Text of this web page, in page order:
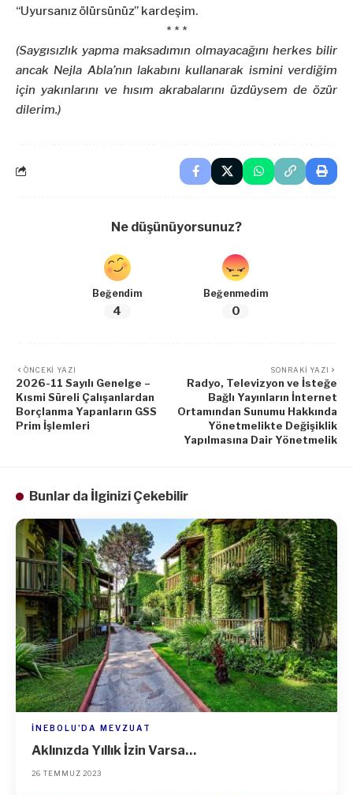
“Uyursanız ölürsünüz” kardeşim.
* * *
(Saygısızlık yapma maksadımın olmayacağını herkes bilir
ancak Nejla Abla’nın lakabını kullanarak ismini verdiğim
için yakınlarını ve hısım akrabalarını üzdüysem de özür
dilerim.)
Ne düşünüyorsunuz?
Beğendim
4
Beğenmedim
0
ÖNCEKI YAZI
2026-11 Sayılı Genelge –
Kısmi Süreli Çalışanlardan
Borçlanma Yapanların GSS
Prim İşlemleri
SONRAKI YAZI
Radyo, Televizyon ve İsteğe
Bağlı Yayınların İnternet
Ortamından Sunumu Hakkında
Yönetmelikte Değişiklik
Yapılmasına Dair Yönetmelik
Bunlar da İlginizi Çekebilir
İNEBOLU'DA MEVZUAT
Aklınızda Yıllık İzin Varsa…
26 TEMMUZ 2023